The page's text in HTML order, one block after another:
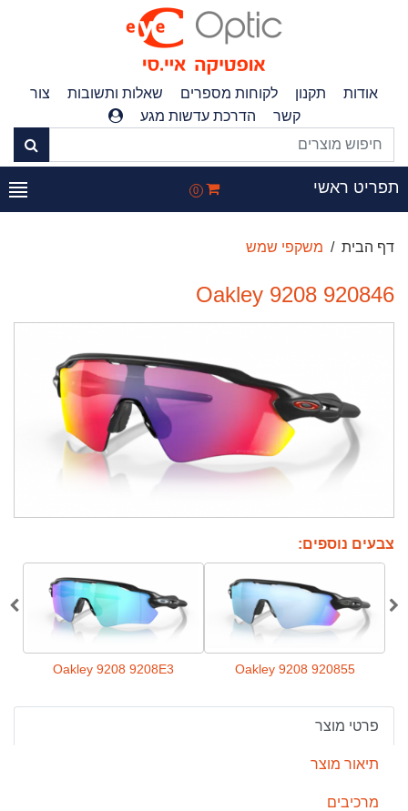
אודות תקנון לקוחות מספרים שאלות ותשובות
צור
קשר
הדרכת עדשות מגע
ראשי 0
דף הבית משקפי שמש
Oakley 9208 920846
צבעים נוספים:
Oakley 9208 920855
Oakley 9208 9208E3
פרטי מוצר
תיאור מוצר
מרכיבים